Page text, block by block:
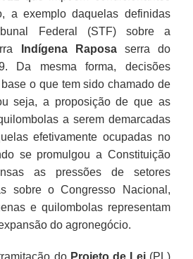
a exemplo daquelas definidas
Federal (STF) sobre a
Indígena Raposaserra do
Da mesma forma, decisões
o que tem sido chamado de
seja, a proposição de que as
a serem demarcadas
efetivamente ocupadas no
se promulgou a Constituição
as pressões de setores
sobre o Congresso Nacional,
e quilombolas representam
do agronegócio.
do Projeto de Lei (PL)